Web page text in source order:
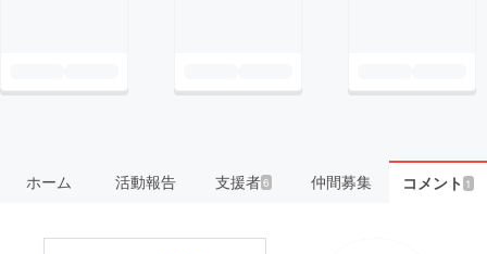
ホーム 活動報告 支援者6 仲間募集 コメント 1